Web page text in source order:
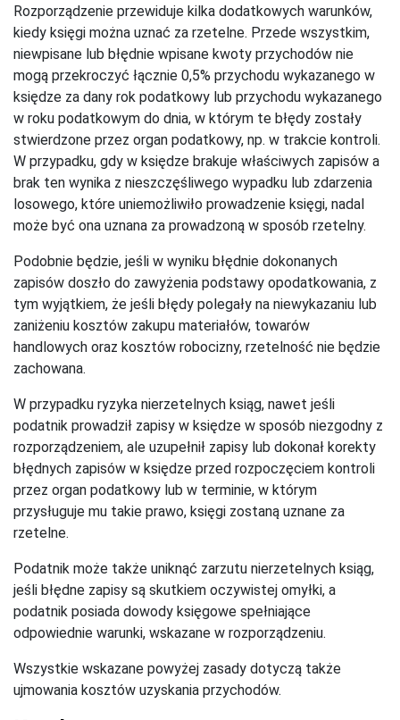
Rozporządzenie przewiduje kilka dodatkowych warunków,
kiedy księgi można uznać za rzetelne. Przede wszystkim,
niewpisane lub błędnie wpisane kwoty przychodów nie
mogą przekroczyć łącznie 0,5% przychodu wykazanego w
księdze za dany rok podatkowy lub przychodu wykazanego
w roku podatkowym do dnia, w którym te błędy zostały
stwierdzone przez organ podatkowy, np. w trakcie kontroli.
W przypadku, gdy w księdze brakuje właściwych zapisów a
brak ten wynika z nieszczęśliwego wypadku lub zdarzenia
losowego, które uniemożliwiło prowadzenie księgi, nadal
może być ona uznana za prowadzoną w sposób rzetelny.
Podobnie będzie, jeśli w wyniku błędnie dokonanych
zapisów doszło do zawyżenia podstawy opodatkowania, z
tym wyjątkiem, że jeśli błędy polegały na niewykazaniu lub
zaniżeniu kosztów zakupu materiałów, towarów
handlowych oraz kosztów robocizny, rzetelność nie będzie
zachowana.
W przypadku ryzyka nierzetelnych ksiąg, nawet jeśli
podatnik prowadził zapisy w księdze w sposób niezgodny z
rozporządzeniem, ale uzupełnił zapisy lub dokonał korekty
błędnych zapisów w księdze przed rozpoczęciem kontroli
przez organ podatkowy lub w terminie, w którym
przysługuje mu takie prawo, księgi zostaną uznane za
rzetelne.
Podatnik może także uniknąć zarzutu nierzetelnych ksiąg,
jeśli błędne zapisy są skutkiem oczywistej omyłki, a
podatnik posiada dowody księgowe spełniające
odpowiednie warunki, wskazane w rozporządzeniu.
Wszystkie wskazane powyżej zasady dotyczą także
ujmowania kosztów uzyskania przychodów.